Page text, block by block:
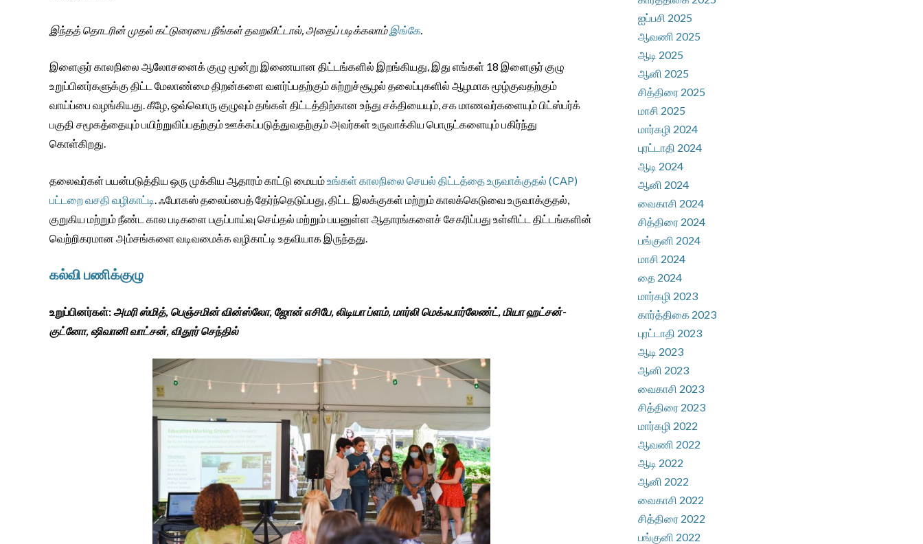
இந்தத் தொடரின் முதல் கட்டுரையை நீங்கள் தவறவிட்டால், அதைப் படிக்கலாம் இங்கே
இளைஞர் காலநிலை ஆலோசனைக் குழு மூன்று இணையான திட்டங்களில் இறங்கியது, இது எங்கள் 18 இளைஞர் குழு
உறுப்பினர்களுக்கு திட்ட மேலாண்மை திறன்களை வளர்ப்பதற்கும் சுற்றுச்சூழல் தலைப்புகளில் ஆழமாக மூழ்குவதற்கும்
வாய்ப்பை வழங்கியது. கீழே, ஒவ்வொரு குழுவும் தங்கள் திட்டத்திற்கான உந்து சக்தியையும், சக மாணவர்களையும் பிட்ஸ்பர்க்
பகுதி சமூகத்தையும் பயிற்றுவிப்பதற்கும் ஊக்கப்படுத்துவதற்கும் அவர்கள் உருவாக்கிய பொருட்களையும் பகிர்ந்து
கொள்கிறது.
தலைவர்கள் பயன்படுத்திய ஒரு முக்கிய ஆதாரம் காட்டு மையம்உங்கள் காலநிலை செயல் திட்டத்தை உருவாக்குதல் (CAP)
பட்டறை வசதி வழிகாட்டி . ஃபோகஸ் தலைப்பைத் தேர்ந்தெடுப்பது, திட்ட இலக்குகள் மற்றும் காலக்கெடுவை உருவாக்குதல்,
குறுகிய மற்றும் நீண்ட கால படிகளை பகுப்பாய்வு செய்தல் மற்றும் பயனுள்ள ஆதாரங்களைச் சேகரிப்பது உள்ளிட்ட திட்டங்களின்
வெற்றிகரமான அம்சங்களை வடிவமைக்க வழிகாட்டி உதவியாக இருந்தது.
கல்வி பணிக்குழு
உறுப்பினர்கள்:அமரி ஸ்மித், பெஞ்சமின் வின்ஸ்லோ, ஜோன் எசிபே, லிடியா ப்ளம், மார்லி மெக்ஃபார்லேண்ட், மியா ஹட்சன்-
குட்னோ, ஷிவானி வாட்சன், விதூர் செந்தில்
ஐப்பசி 2025
ஆவணி 2025
ஆடி 2025
ஆனி 2025
சித்திரை 2025
மாசி 2025
மார்கழி 2024
புரட்டாதி 2024
ஆடி 2024
ஆனி 2024
வைகாசி 2024
சித்திரை 2024
பங்குனி 2024
மாசி 2024
தை 2024
மார்கழி 2023
கார்த்திகை 2023
புரட்டாதி 2023
ஆடி 2023
ஆனி 2023
வைகாசி 2023
சித்திரை 2023
மார்கழி 2022
ஆவணி 2022
ஆடி 2022
ஆனி 2022
வைகாசி 2022
சித்திரை 2022
பங்குனி 2022